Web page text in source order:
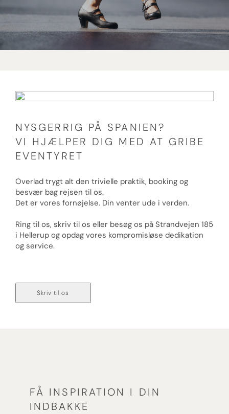
NYSGERRIG PÅ SPANIEN?
VI HJÆLPER DIG MED AT GRIBE
EVENTYRET
Overlad trygt alt den trivielle praktik, booking og
besvær bag rejsen til os.
Det er vores fornøjelse. Din venter ude i verden.
Ring til os, skriv til os eller besøg os på Strandvejen 185
i Hellerup og opdag vores kompromisløse dedikation
og service.
Skriv til os
FÅ INSPIRATION I DIN
INDBAKKE